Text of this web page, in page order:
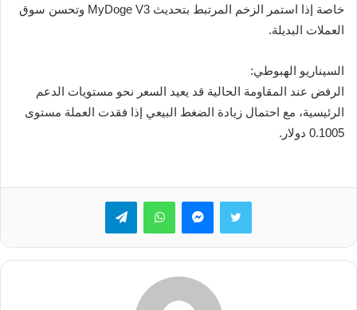
خاصة إذا استمر الزخم المرتبط بتحديث MyDoge V3 وتحسن سوق
العملات البديلة.
السيناريو الهبوطي:
الرفض عند المقاومة الحالية قد يعيد السعر نحو مستويات الدعم
الرئيسية، مع احتمال زيادة الضغط البيعي إذا فقدت العملة مستوى
0.1005 دولار.
تويتر ماسنجرواتساب تيلقرام